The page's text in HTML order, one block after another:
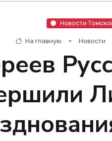
Новости
На главную Новости